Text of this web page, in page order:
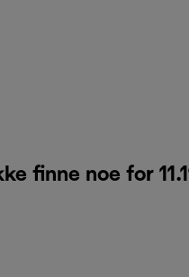
finne noe for